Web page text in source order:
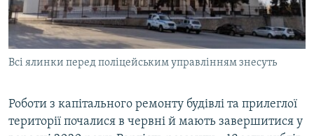
Всі ялинки перед поліцейським управлінням знесуть
Роботи з капітального ремонту будівлі та прилеглої
території почалися в червні й мають завершитися у